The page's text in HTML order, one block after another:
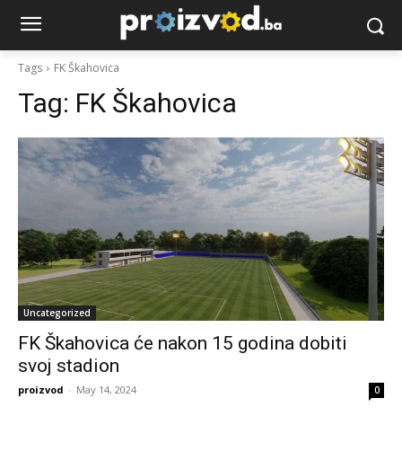
Tags FK Škahovica
Tag: FK Škahovica
Uncategorized
FK Škahovica će nakon 15 godina dobiti
svoj stadion
proizvod - May 14, 2024 0